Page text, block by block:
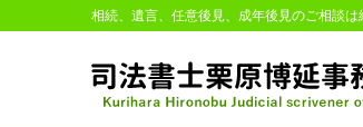
相続、遺言、任意後見、成年後見のご相談